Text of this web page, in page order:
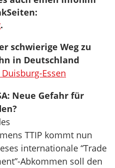
.
schwierige Weg zu
in Deutschland
Essen
Neue Gefahr für
TTIP kommt nun
internationale “Trade
Abkommen soll den